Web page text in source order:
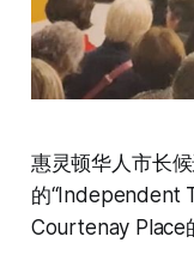
惠灵顿华人市长
的“Independent
Courtenay Place